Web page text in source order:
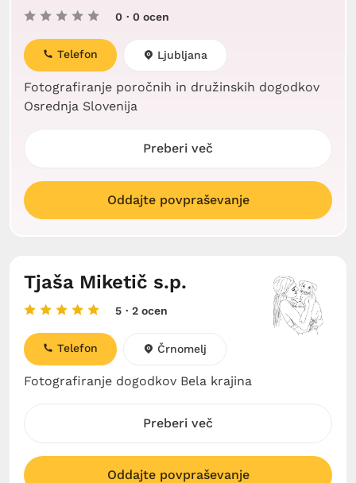
0 · 0 ocen
Fotografiranje poročnih in družinskih dogodkov
Osrednja Slovenija
Telefon Ljubljana
Preberi več
Oddajte povpraševanje
Tjaša Miketič s.p.
5 · 2 ocen
Fotografiranje dogodkov Bela krajina
Telefon Črnomelj
Preberi več
Oddajte povpraševanje